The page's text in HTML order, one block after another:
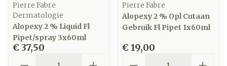
Pierre Fabre
Dermatologie
Alopexy 2 % Liquid Fl
Pipet/spray 3x60ml
€ 37,50
Pierre Fabre
Alopexy 2 % Opl Cutaan
Gebruik Fl Pipet 1x60ml
€ 19,00